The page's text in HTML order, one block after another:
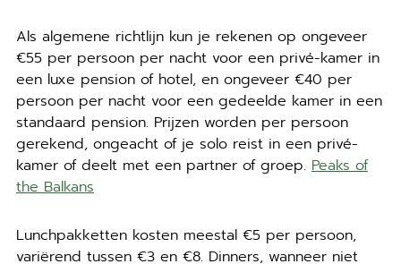
Als algemene richtlijn kun je rekenen op ongeveer
€55 per persoon per nacht voor een privé-kamer in
een luxe pension of hotel, en ongeveer €40 per
persoon per nacht voor een gedeelde kamer in een
standaard pension. Prijzen worden per persoon
gerekend, ongeacht of je solo reist in een privé-
kamer of deelt met een partner of groep. Peaks of
the Balkans
Lunchpakketten kosten meestal €5 per persoon,
variërend tussen €3 en €8. Dinners, wanneer niet